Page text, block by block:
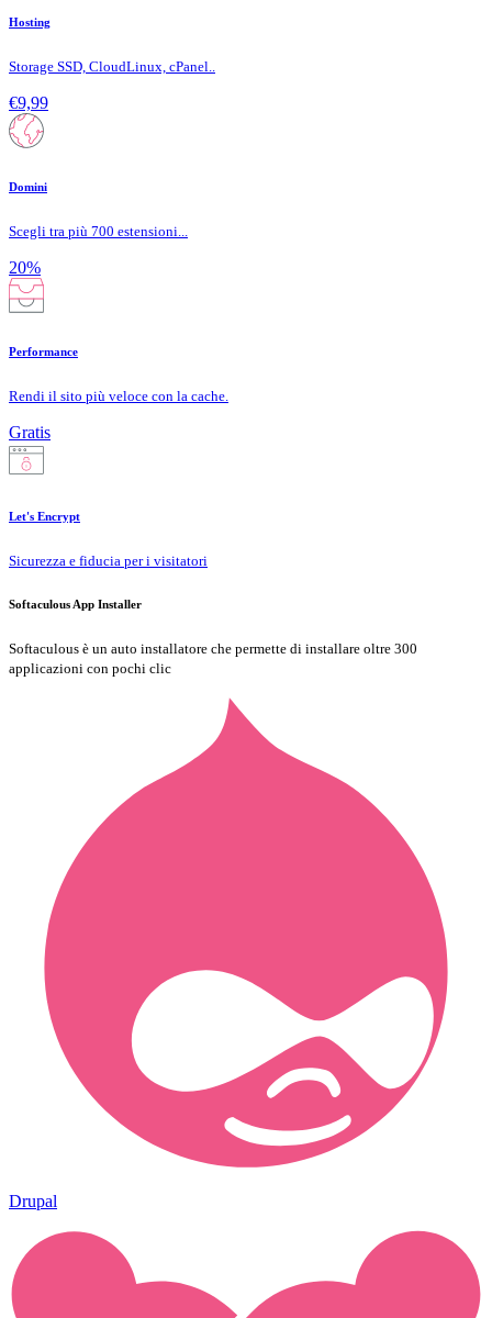
Hosting
Storage SSD, CloudLinux, cPanel..
€9,99
Domini
Scegli tra più 700 estensioni...
20%
Performance
Rendi il sito più veloce con la cache.
Gratis
Let's Encrypt
Sicurezza e fiducia per i visitatori
Softaculous App Installer
Softaculous è un auto installatore che permette di installare oltre 300
applicazioni con pochi clic
Drupal